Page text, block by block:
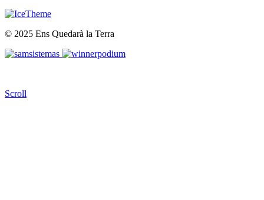
© 2025 Ens Quedarà la Terra
Scroll